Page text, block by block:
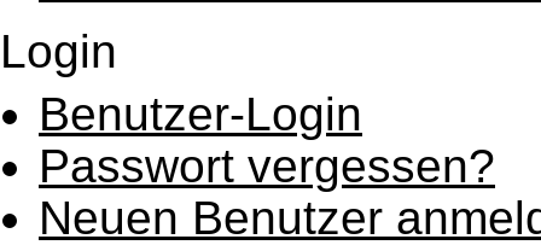
Login
Benutzer-Login
Passwort vergessen?
Neuen Benutzer